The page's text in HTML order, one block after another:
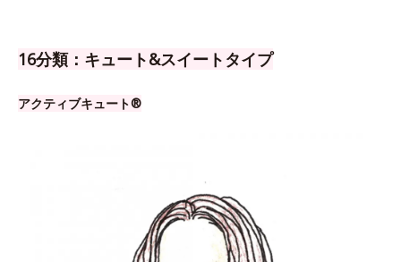
16分類：キュート&スイートタイプ
アクティブキュート®